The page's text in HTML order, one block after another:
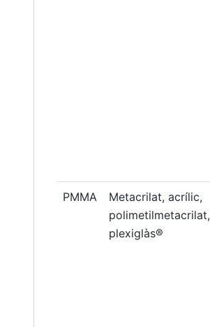
PMMA
Metacrilat, acrílic,
polimetilmetacrilat,
plexiglàs®